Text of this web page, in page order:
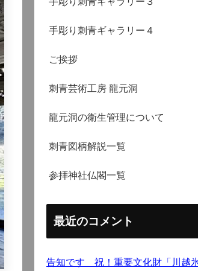
手彫り刺青ギャラリー４
ご挨拶
刺青芸術工房 龍元洞
龍元洞の衛生管理について
刺青図柄解説一覧
参拝神社仏閣一覧
最近のコメント
告知です 祝！重要文化財「川越